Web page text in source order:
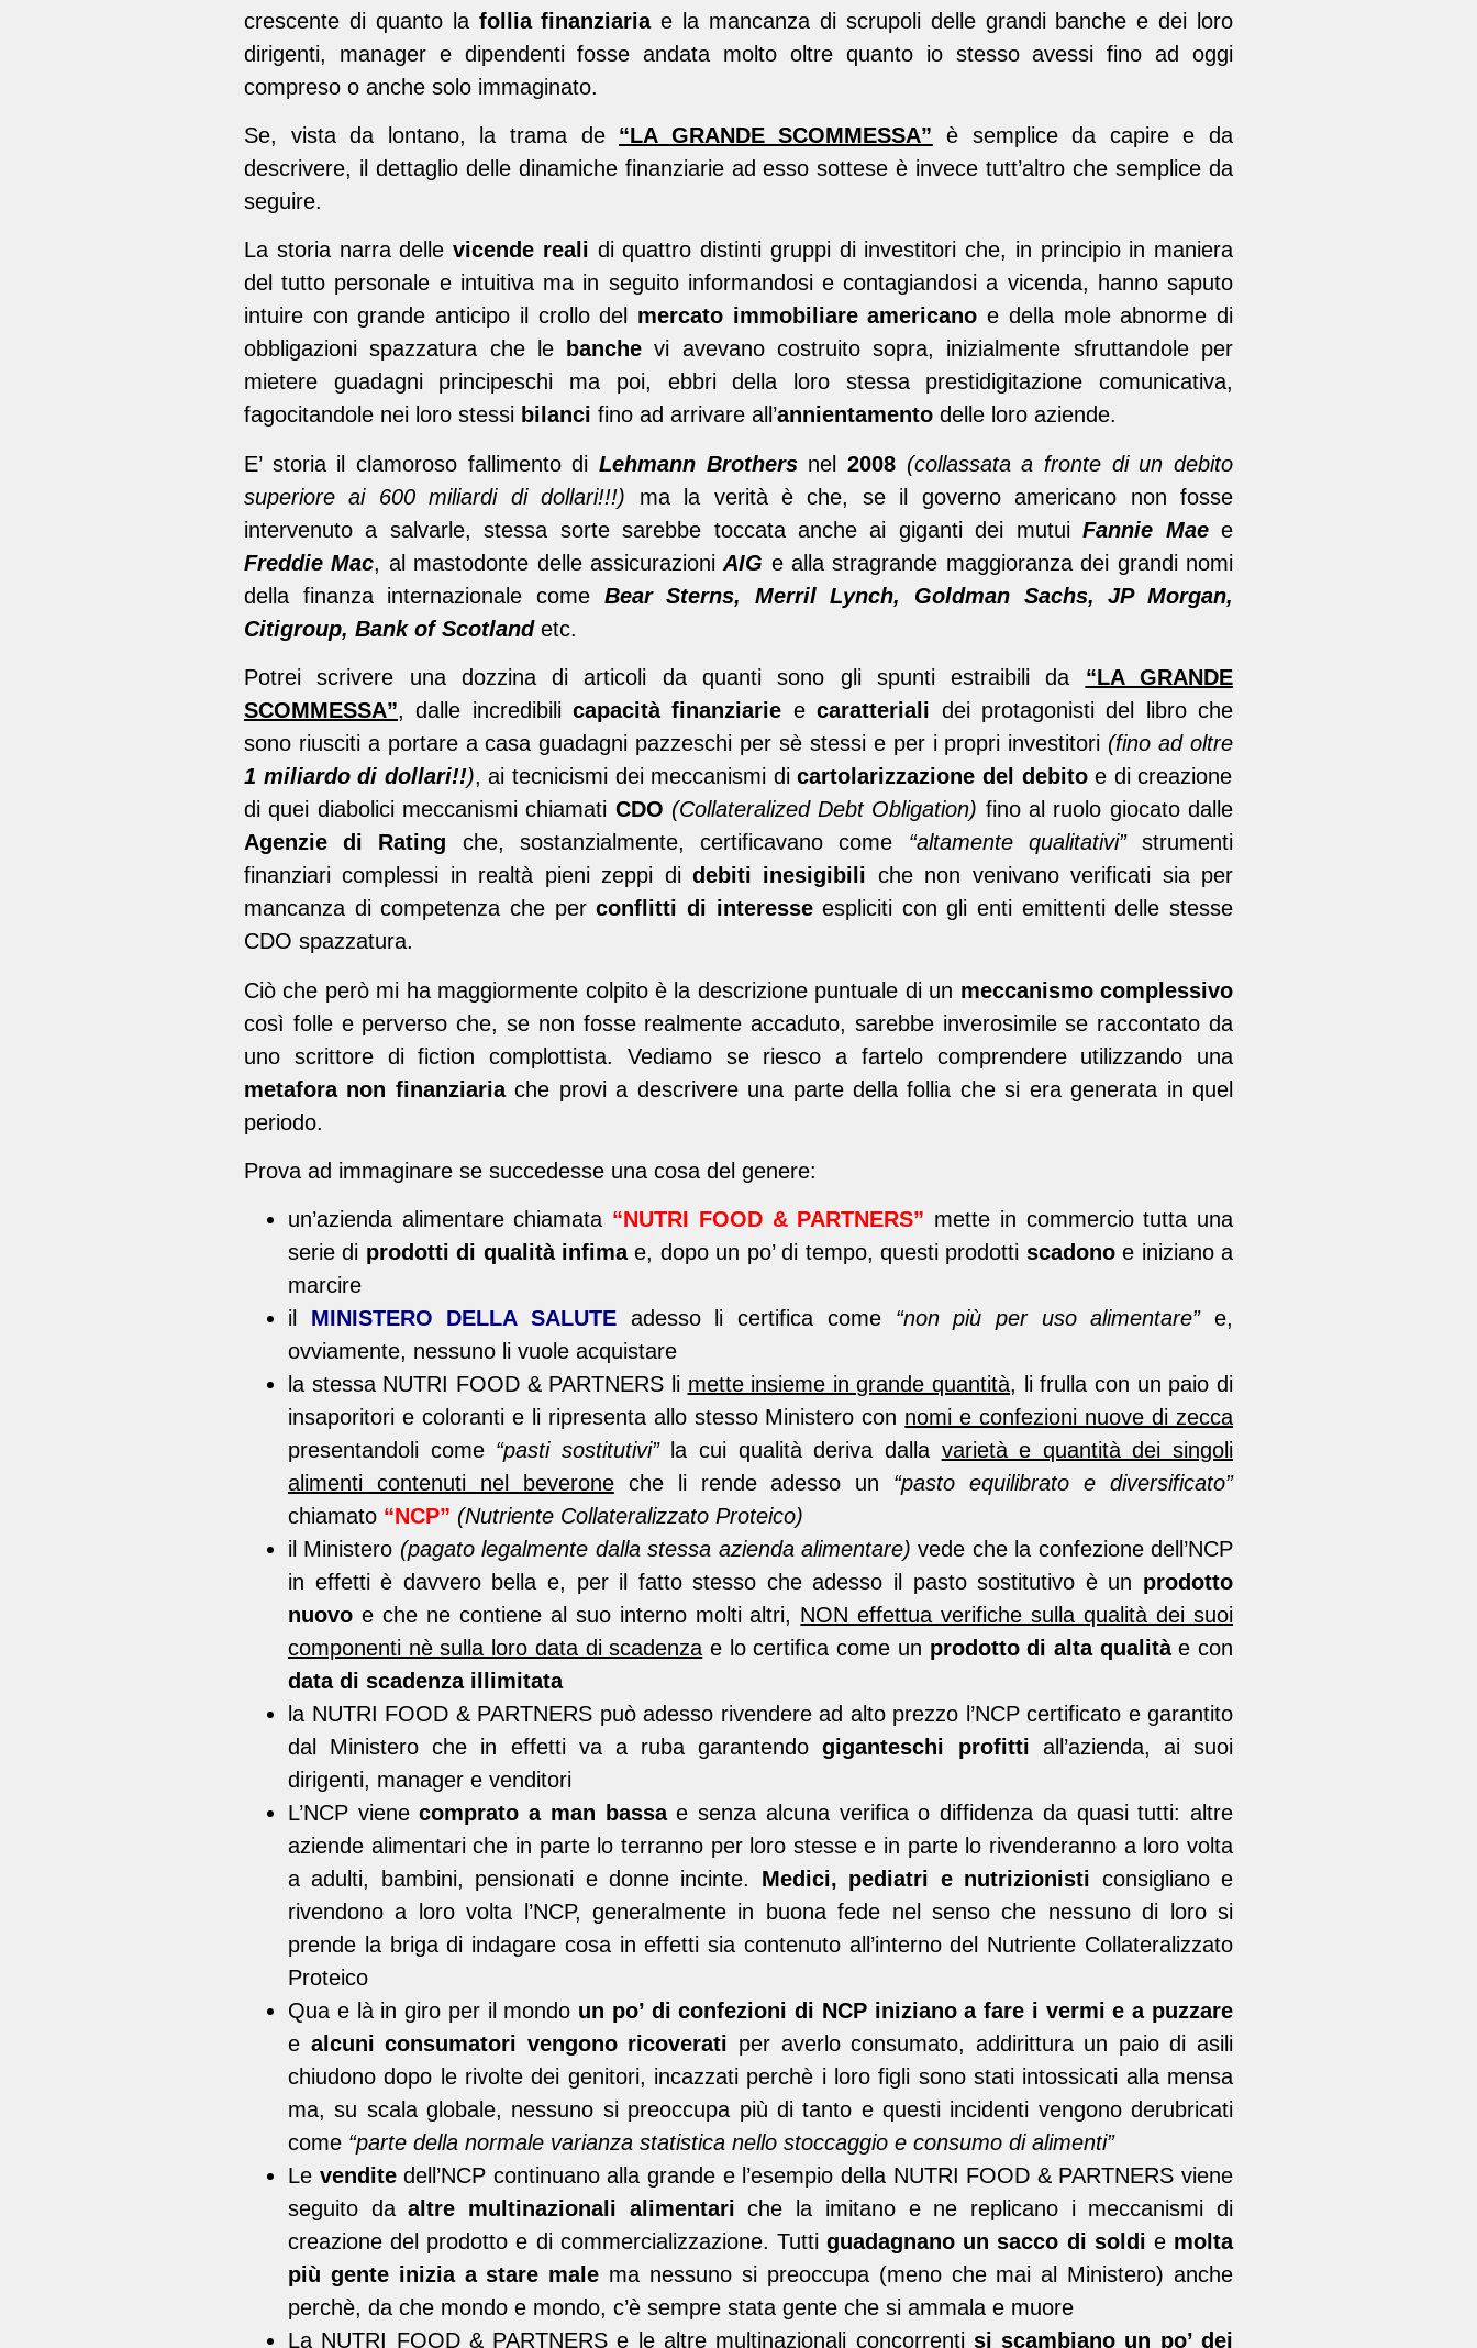
crescente di quanto la follia finanziariae la mancanza di scrupoli delle grandi banche e dei loro
dirigenti, manager e dipendenti fosse andata molto oltre quanto io stesso avessi fino ad oggi
compreso o anche solo immaginato.
Se, vista da lontano, la trama de “LA GRANDE SCOMMESSA” è semplice da capire e da
descrivere, il dettaglio delle dinamiche finanziarie ad esso sottese è invece tutt’altro che semplice da
seguire.
La storia narra delle vicende reali di quattro distinti gruppi di investitori che, in principio in maniera
del tutto personale e intuitiva ma in seguito informandosi e contagiandosi a vicenda, hanno saputo
intuire con grande anticipo il crollo del mercato immobiliare americano e della mole abnorme di
obbligazioni spazzatura che le
banche vi avevano costruito sopra, inizialmente sfruttandole per
mietere guadagni principeschi ma poi, ebbri della loro stessa prestidigitazione comunicativa,
fagocitandole nei loro stessi bilanci fino ad arrivare all’annientamento delle loro aziende.
E’ storia il clamoroso fallimento di Lehmann Brothersnel2008 (collassata a fronte di un debito
superiore ai 600 miliardi di dollari!!!) ma la verità è che, se il governo americano non fosse
intervenuto a salvarle, stessa sorte sarebbe toccata anche ai giganti dei mutuiFannie Maee
Freddie Mac, al mastodonte delle assicurazioniAIG e alla stragrande maggioranza dei grandi nomi
della finanza internazionale come Bear Sterns, Merril Lynch, Goldman Sachs, JP Morgan,
Citigroup, Bank of Scotlandetc.
Potrei scrivere una dozzina di articoli da quanti sono gli spunti estraibili da “LA GRANDE
SCOMMESSA”, dalle incredibilicapacità finanziarie ecaratteriali dei protagonisti del libro che
sono riusciti a portare a casa guadagni pazzeschi per sè stessi e per i propri investitori (fino ad oltre
1 miliardo di dollari!!), ai tecnicismi dei meccanismi dicartolarizzazione del debitoe di creazione
di quei diabolici meccanismi chiamati CDO (Collateralized Debt Obligation) fino al ruolo giocato dalle
Agenzie di Rating che, sostanzialmente, certificavano come “altamente qualitativi”strumenti
finanziari complessi in realtà pieni zeppi di debiti inesigibili che non venivano verificati sia per
mancanza di competenza che perconflitti di interesseespliciti con gli enti emittenti delle stesse
CDO spazzatura.
Ciò che però mi ha maggiormente colpito è la descrizione puntuale di un meccanismo complessivo
così folle e perverso che, se non fosse realmente accaduto, sarebbe inverosimile se raccontato da
uno scrittore di fiction complottista. Vediamo se riesco a fartelo comprendere utilizzando una
metafora non finanziariache provi a descrivere una parte della follia che si era generata in quel
periodo.
Prova ad immaginare se succedesse una cosa del genere:
un’azienda alimentare chiamata “NUTRI FOOD & PARTNERS” mette in commercio tutta una
serie di prodotti di qualità infimae, dopo un po’ di tempo, questi prodotti scadonoe iniziano a
marcire
il MINISTERO DELLA SALUTE adesso li certifica come “non più per uso alimentare”e,
ovviamente, nessuno li vuole acquistare
la stessa NUTRI FOOD & PARTNERS li mette insieme in grande quantità, li frulla con un paio di
insaporitori e coloranti e li ripresenta allo stesso Ministero con nomi e confezioni nuove di zecca
presentandoli come “pasti sostitutivi”la cui qualità deriva dalla varietà e quantità dei singoli
alimenti contenuti nel beveroneche li rende adesso un “pasto equilibrato e diversificato”
chiamato “NCP” (Nutriente Collateralizzato Proteico)
il Ministero (pagato legalmente dalla stessa azienda alimentare) vede che la confezione dell’NCP
in effetti è davvero bella e, per il fatto stesso che adesso il pasto sostitutivo è un prodotto
nuovo e che ne contiene al suo interno molti altri, NON effettua verifiche sulla qualità dei suoi
componenti nè sulla loro data di scadenza e lo certifica come un prodotto di alta qualitàe con
data di scadenza illimitata
la NUTRI FOOD & PARTNERS può adesso rivendere ad alto prezzo l’NCP certificato e garantito
dal Ministero che in effetti va a ruba garantendogiganteschi profitti all’azienda, ai suoi
dirigenti, manager e venditori
L’NCP vienecomprato a man bassae senza alcuna verifica o diffidenza da quasi tutti: altre
aziende alimentari che in parte lo terranno per loro stesse e in parte lo rivenderanno a loro volta
a adulti, bambini, pensionati e donne incinte. Medici, pediatri e nutrizionisti consigliano e
rivendono a loro volta l’NCP, generalmente in buona fede nel senso che nessuno di loro si
prende la briga di indagare cosa in effetti sia contenuto all’interno del Nutriente Collateralizzato
Proteico
Qua e là in giro per il mondo un po’ di confezioni di NCP iniziano a fare i vermi e a puzzare
e alcuni consumatori vengono ricoverati per averlo consumato, addirittura un paio di asili
chiudono dopo le rivolte dei genitori, incazzati perchè i loro figli sono stati intossicati alla mensa
ma, su scala globale, nessuno si preoccupa più di tanto e questi incidenti vengono derubricati
come “parte della normale varianza statistica nello stoccaggio e consumo di alimenti”
Le venditedell’NCP continuano alla grande e l’esempio della NUTRI FOOD & PARTNERS viene
seguito daaltre multinazionali alimentari che la imitano e ne replicano i meccanismi di
creazione del prodotto e di commercializzazione. Tuttiguadagnano un sacco di soldi e molta
più gente inizia a stare male ma nessuno si preoccupa (meno che mai al Ministero) anche
perchè, da che mondo e mondo, c’è sempre stata gente che si ammala e muore
La NUTRI FOOD & PARTNERS e le altre multinazionali concorrenti si scambiano un po’ dei